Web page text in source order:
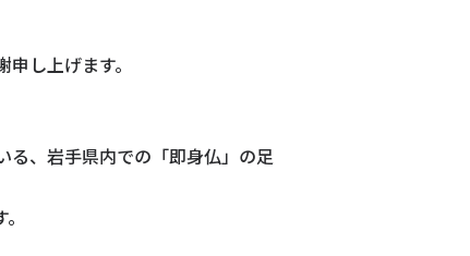
し上げます。
る、岩手県内での「即身仏」の足